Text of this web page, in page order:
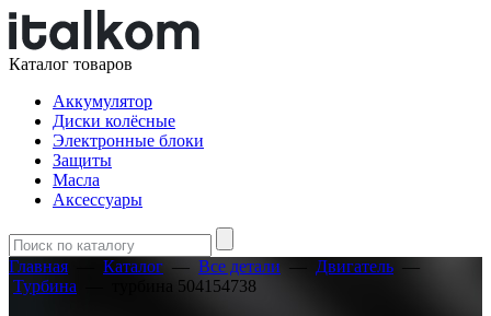
Каталог товаров
Аккумулятор
Диски колёсные
Электронные блоки
Защиты
Масла
Аксессуары
Главная Каталог — Все детали — Двигатель —
Турбина
турбина 504154738